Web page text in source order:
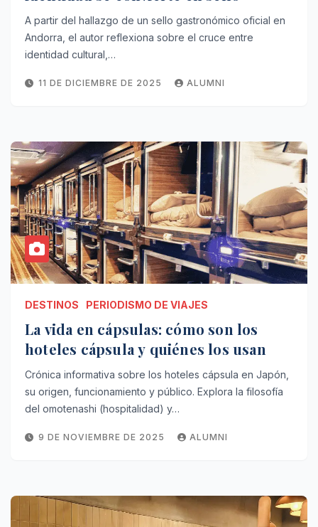
A partir del hallazgo de un sello gastronómico oficial en
Andorra, el autor reflexiona sobre el cruce entre
identidad cultural,…
11 DE DICIEMBRE DE 2025 ALUMNI
DESTINOS PERIODISMO DE VIAJES
La vida en cápsulas: cómo son los
hoteles cápsula y quiénes los usan
Crónica informativa sobre los hoteles cápsula en Japón,
su origen, funcionamiento y público. Explora la filosofía
del omotenashi (hospitalidad) y…
9 DE NOVIEMBRE DE 2025 ALUMNI